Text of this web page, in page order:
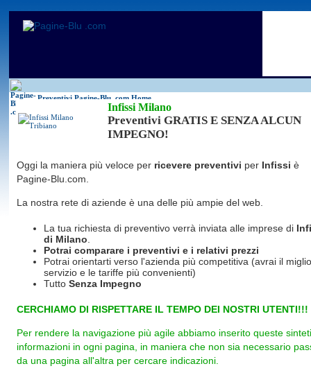
Preventivi Pagine-Blu .com Home
Antifurti
Allarme
Infissi Milano
Preventivi GRATIS E SENZA ALCUN
IMPEGNO!
Oggi la maniera più veloce per ricevere preventivi per Infissi è
Pagine-Blu.com.
La nostra rete di aziende è una delle più ampie del web.
La tua richiesta di preventivo verrà inviata alle imprese di
di Milano
Potrai comparare i preventivi e i relativi prezzi
Potrai orientarti verso l'azienda più competitiva (avrai il
servizio e le tariffe più convenienti)
Tutto Senza Impegno
CERCHIAMO DI RISPETTARE IL TEMPO DEI NOSTRI UTENTI!!!
Per rendere la navigazione più agile abbiamo inserito queste
informazioni in ogni pagina, in maniera che non sia necessario
da una pagina all'altra per cercare indicazioni.